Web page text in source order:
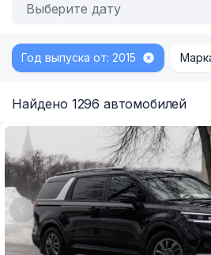
Выберите дату
Год выпуска от: 2015
Найдено 1296 автомобилей